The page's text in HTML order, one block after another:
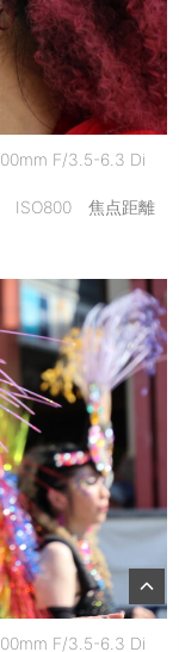
F/3.5-6.3 Di
ISO800 焦点距離
F/3.5-6.3 Di